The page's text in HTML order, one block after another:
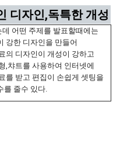
디자인,독특한 개성
어떤 주제를 발표할때에는
강한 디자인을 만들어
의 디자인이 개성이 강하고
,챠트를 사용하여 인터넷에
를 받고 편집이 손쉽게 셋팅을
를 줄수 있다.